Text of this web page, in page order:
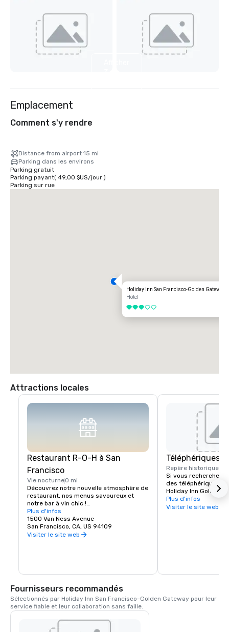
Emplacement
Comment s'y rendre
Distance from airport 15 mi
Parking dans les environs
Parking gratuit
Parking payant( 49,00 $US/jour)
Parking sur rue
Holiday Inn San Francisco-Golden Gateway
Hôtel
3 sur 5
Attractions locales
Restaurant R-O-H à San
Francisco
Vie nocturne0 mi
Découvrez notre nouvelle atmosphère de
restaurant, nos menus savoureux et
notre bar à vin chic !
Les clients séjournant à l'hôtel Holiday
Inn San Francisco n'ont pas à s'aventurer
bien loin pour trouver un délicieux
artisanale locale et internationale, un bar
de Sonoma, une sélection de spiritueux
et un menu de plats provenant de l'un
des quartiers emblématiques de San
Francisco. Le bar-restaurant R-O-H est
la pièce maîtresse de notre nouveau hall
dynamique, qui accueillera les clients
Plus d'infos
1500 Van Ness Avenue
San Francisco, CA, US 94109
Visiter le site web
Téléphériques
Repère historique
Si vous recherchez
des téléphériques
Holiday Inn Golden
quelques pas de
téléphériques
Plus d'infos
Visiter le site web
Fournisseurs recommandés
Sélectionnés par Holiday Inn San Francisco-Golden Gateway pour leur
service fiable et leur collaboration sans faille.